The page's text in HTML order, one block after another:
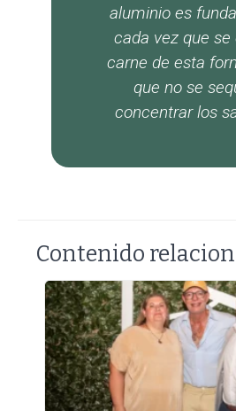
aluminio es
cada vez que se
carne de esta
que no se
concentrar los
Contenido